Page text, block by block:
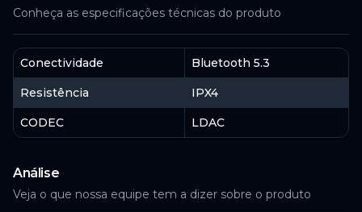
Conheça as especificações técnicas do produto
Conectividade Bluetooth 5.3
Resistência IPX4
CODEC LDAC
Análise
Veja o que nossa equipe tem a dizer sobre o produto